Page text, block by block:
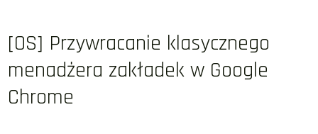
[OS] Przywracanie klasycznego
menadżera zakładek w Google
Chrome